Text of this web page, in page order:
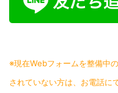
※現在Webフォームを整備中
されていない方は、お電話に